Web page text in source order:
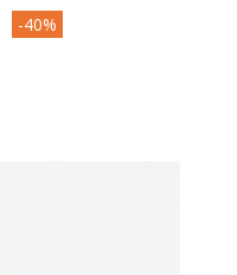
-40%